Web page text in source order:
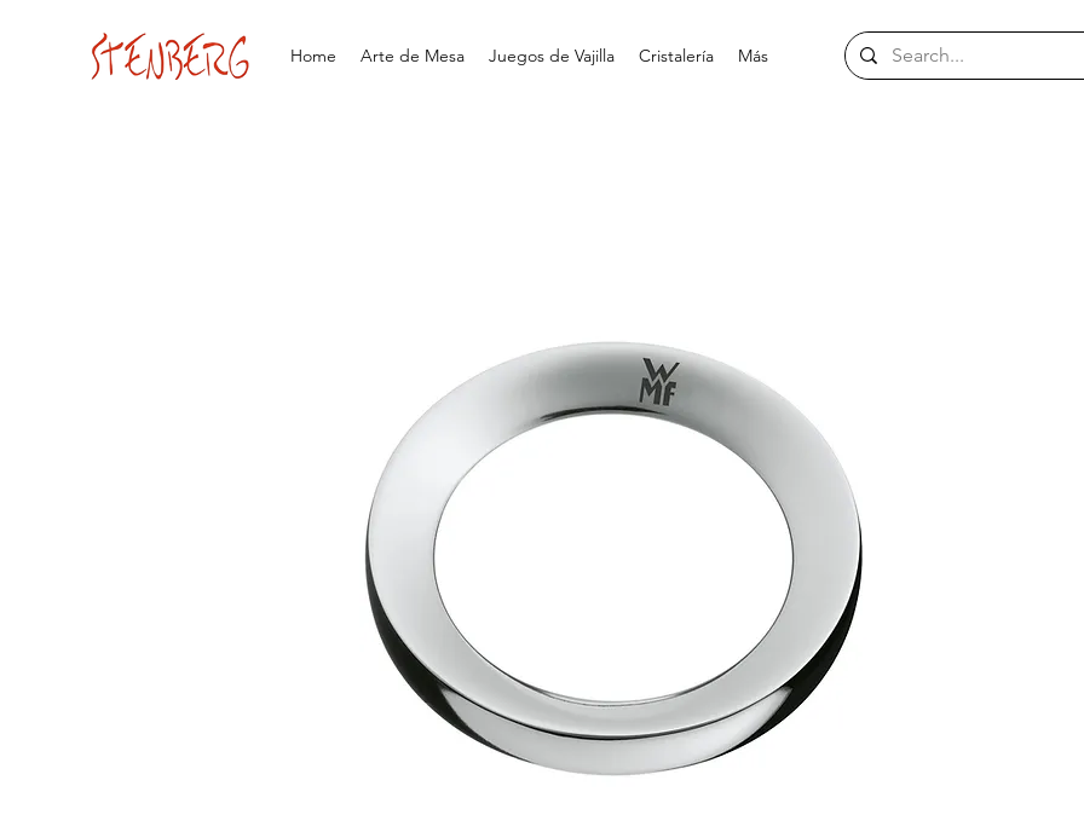
Home Arte de Mesa Juegos de Vajilla Cristalería Más